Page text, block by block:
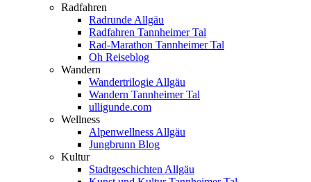
Radfahren
Radrunde Allgäu
Radfahren Tannheimer Tal
Rad-Marathon Tannheimer Tal
Oh Reiseblog
Wandern
Wandertrilogie Allgäu
Wandern Tannheimer Tal
ulligunde.com
Wellness
Alpenwellness Allgäu
Jungbrunn Blog
Kultur
Stadtgeschichten Allgäu